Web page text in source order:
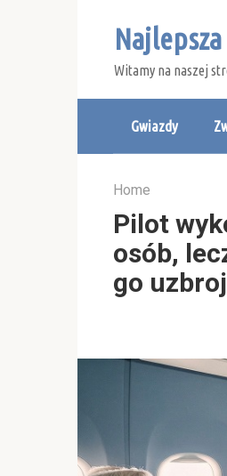
Witamy na naszej
Gwiazdy
Home
Pilot
osób,
go